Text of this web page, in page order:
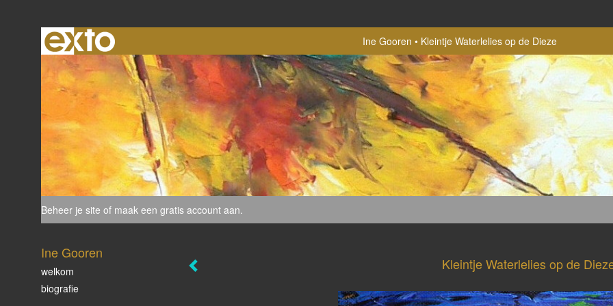
Ine Gooren Kleintje Waterlelies op de Dieze
Beheer je site of maak een gratis account aan.
Kleintje Waterlelies op de
Ine Gooren
welkom
biografie